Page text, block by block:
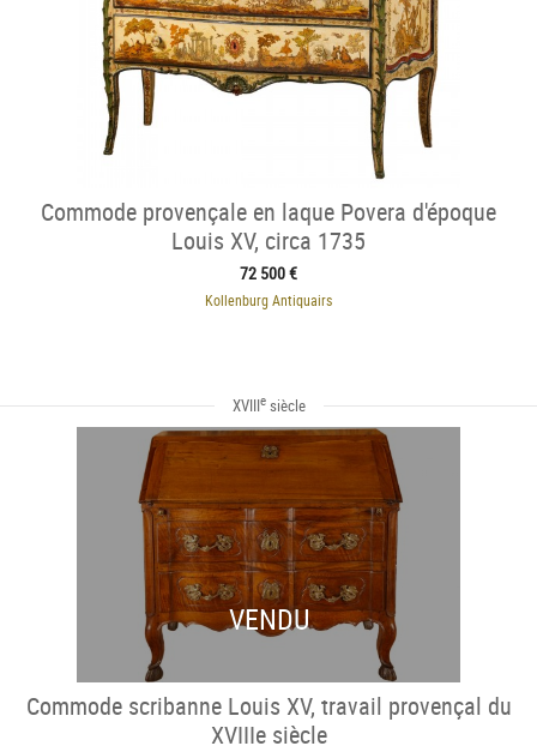
Commode provençale en laque Povera d'époque
Louis XV, circa 1735
72 500 €
Kollenburg Antiquairs
XVIIIesiècle
VENDU
Commode scribanne Louis XV, travail provençal du
XVIIIe siècle